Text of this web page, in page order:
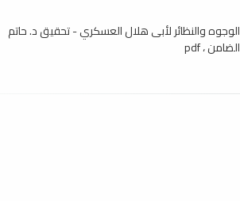
الوجوه والنظائر لأبى هلال العسكري - تحقيق د. حاتم
الضامن ، pdf